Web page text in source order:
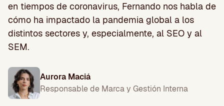
en tiempos de coronavirus, Fernando nos habla de
cómo ha impactado la pandemia global a los
distintos sectores y, especialmente, al SEO y al
SEM.
Aurora Maciá
Responsable de Marca y Gestión Interna